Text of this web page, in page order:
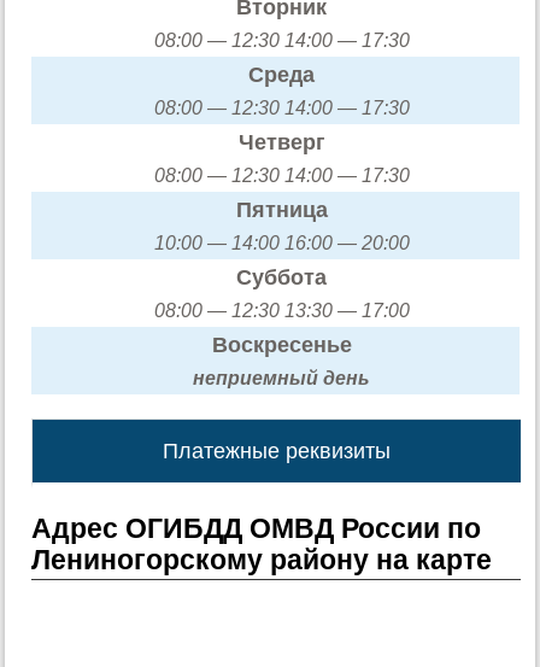
Вторник
08:00 — 12:30 14:00 — 17:30
Среда
08:00 — 12:30 14:00 — 17:30
Четверг
08:00 — 12:30 14:00 — 17:30
Пятница
10:00 — 14:00 16:00 — 20:00
Суббота
08:00 — 12:30 13:30 — 17:00
Воскресенье
неприемный день
Платежные реквизиты
Адрес ОГИБДД ОМВД России по
Лениногорскому району на карте